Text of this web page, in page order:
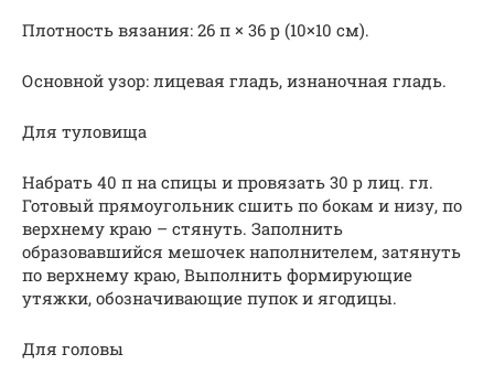
Плотность вязания: 26 п × 36 р (10×10 см).
Основной узор: лицевая гладь, изнаночная гладь.
Для туловища
Набрать 40 п на спицы и провязать 30 р лиц. гл.
Готовый прямоугольник сшить по бокам и низу, по
верхнему краю – стянуть. Заполнить
образовавшийся мешочек наполнителем, затянуть
по верхнему краю, Выполнить формирующие
утяжки, обозначивающие пупок и ягодицы.
Для головы